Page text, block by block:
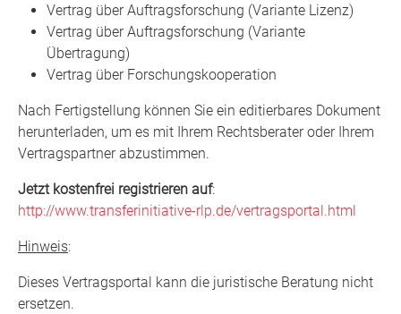
Vertrag über Auftragsforschung (Variante Lizenz)
Vertrag über Auftragsforschung (Variante
Übertragung)
Vertrag über Forschungskooperation
Nach Fertigstellung können Sie ein editierbares Dokument
herunterladen, um es mit Ihrem Rechtsberater oder Ihrem
Vertragspartner abzustimmen.
Jetzt kostenfrei registrieren auf:
http://www.transferinitiative-rlp.de/vertragsportal.html
Hinweis:
Dieses Vertragsportal kann die juristische Beratung nicht
ersetzen.